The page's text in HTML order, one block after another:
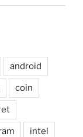
android
coin
intel